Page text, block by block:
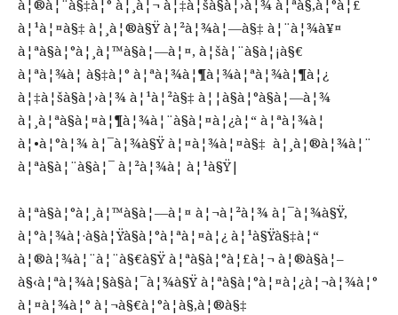
à¦®à¦¨à§‡à¦° à¦¸à¦¬ à¦‡à¦šà§à¦›à¦¾ à¦ªà§‚à¦°à¦£
à¦¹à¦¤à§‡ à¦¸à¦®à§Ÿ à¦²à¦¾à¦—à§‡ à¦¨à¦¾à¥¤
à¦ªà§à¦°à¦¸à¦™à§à¦—à¦¤, à¦šà¦¨à§à¦¡à§€
à¦ªà¦¾à¦ à§‡à¦° à¦ªà¦¾à¦¶à¦¾à¦ªà¦¾à¦¶à¦¿
à¦‡à¦šà§à¦›à¦¾ à¦¹à¦²à§‡ à¦¦à§à¦°à§à¦—à¦¾
à¦¸à¦ªà§à¦¤à¦¶à¦¾à¦¨à§à¦¤à¦¿à¦“ à¦ªà¦¾à¦
à¦•à¦°à¦¾ à¦¯à¦¾à§Ÿ à¦¤à¦¾à¦¤à§‡ à¦¸à¦®à¦¾à¦¨
à¦ªà§à¦¨à§à¦¯ à¦²à¦¾à¦­ à¦¹à§Ÿ|
à¦ªà§à¦°à¦¸à¦™à§à¦—à¦¤ à¦¬à¦²à¦¾ à¦¯à¦¾à§Ÿ,
à¦°à¦¾à¦·à§à¦Ÿà§à¦°à¦ªà¦¤à¦¿ à¦¹à§Ÿà§‡à¦“
à¦®à¦¾à¦¨à¦¨à§€à§Ÿ à¦ªà§à¦°à¦£à¦¬ à¦®à§à¦–
à§‹à¦ªà¦¾à¦§à§à¦¯à¦¾à§Ÿ à¦ªà§à¦°à¦¤à¦¿à¦¬à¦¾à¦°
à¦¤à¦¾à¦° à¦¬à§€à¦°à¦­à§‚à¦®à§‡